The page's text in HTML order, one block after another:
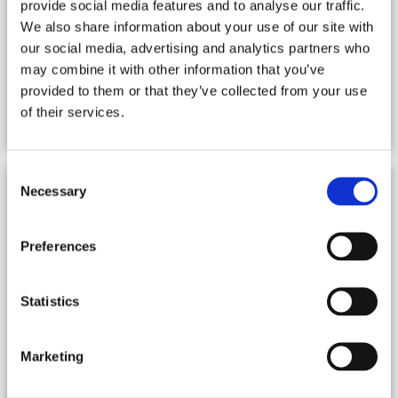
provide social media features and to analyse our traffic.
We also share information about your use of our site with
our social media, advertising and analytics partners who
may combine it with other information that you’ve
provided to them or that they’ve collected from your use
of their services.
Selection
Necessary
Preferences
Statistics
Marketing
espace SPA avec une superbe piscine intérieure chauffée et
toute une équipe à votre écoute, vous attendent afin que vous
goûtiez aux joies de la détente. lire la suite...
Tarif sur demande
10 Personnes -
Suisse, Le Valais